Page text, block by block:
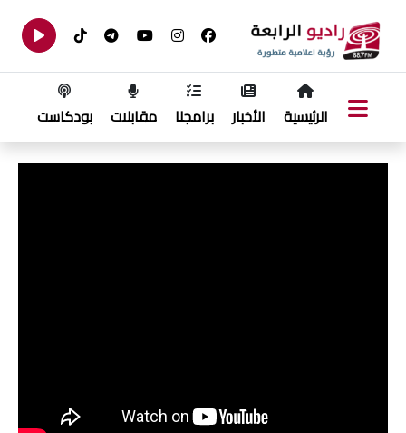
الرئيسية الأخبار برامجنا مقابلات بودكاست